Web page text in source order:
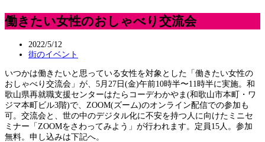
働きたい女性のおしゃべり交流会
2022/5/12
街のイベント
いつかは働きたいと思っている女性を対象とした「働きたい女性の
おしゃべり交流会」が、5月27日(金)午前10時半〜11時半に実施。和
歌山県再就職支援センターはたらコーデわかやま(和歌山市本町・ワ
ジマ本町ビル3階)で、ZOOM(ズーム)のオンライン配信での参加も
可。交流会と、世の中のデジタル化に不安を持つ人に向けたミニセ
ミナー「ZOOMをさわってみよう」が行われます。定員15人。参加
無料。申し込みは下記へ。